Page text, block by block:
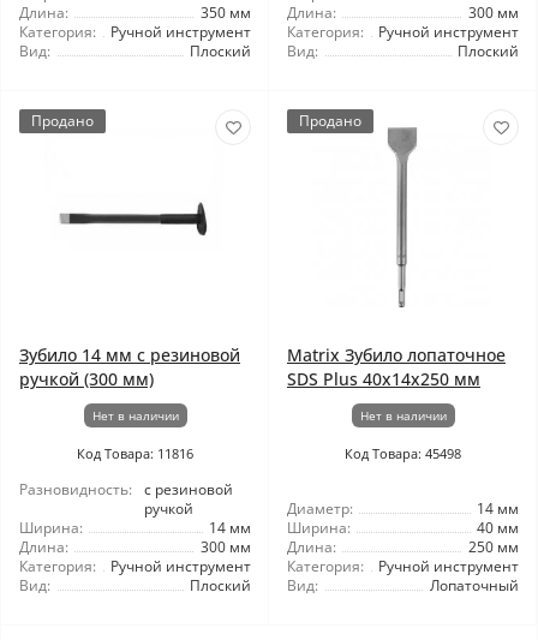
Длина:
350 мм
Категория:
Ручной инструмент
Вид:
Плоский
Длина:
300 мм
Категория:
Ручной инструмент
Вид:
Плоский
Продано
Зубило 14 мм с резиновой
ручкой (300 мм)
Нет в наличии
Код Товара: 11816
Разновидность:
с резиновой
ручкой
Ширина:
14 мм
Длина:
300 мм
Категория:
Ручной инструмент
Вид:
Плоский
Продано
Matrix Зубило лопаточное
SDS Plus 40x14x250 мм
Нет в наличии
Код Товара: 45498
Диаметр:
14 мм
Ширина:
40 мм
Длина:
250 мм
Категория:
Ручной инструмент
Вид:
Лопаточный